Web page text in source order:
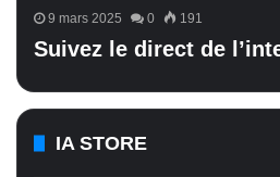
9 mars 2025 0 191
Suivez le direct de
IA STORE